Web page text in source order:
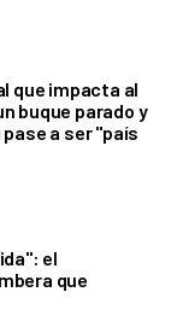
que impacta al
buque parado y
a ser "país
el
que